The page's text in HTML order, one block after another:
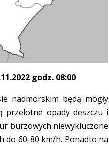
godz. 08:00
nadmorskim będą mogły
przelotne opady deszczu i
burzowych niewykluczone
do 60-80 km/h. Ponadto na